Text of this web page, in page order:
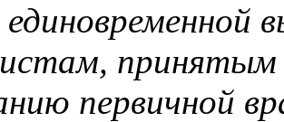
единовременной
первичной